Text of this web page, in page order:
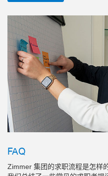
FAQ
Zimmer 集团的求职流程是怎样的